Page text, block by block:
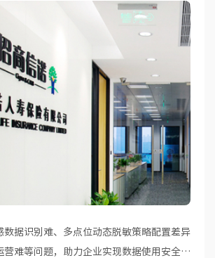
数据识别难、多点位动态脱敏策略配置差异
营难等问题，助力企业实现数据使用安全合